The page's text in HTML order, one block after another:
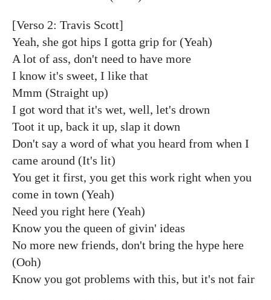
[Verso 2: Travis Scott]
Yeah, she got hips I gotta grip for (Yeah)
A lot of ass, don't need to have more
I know it's sweet, I like that
Mmm (Straight up)
I got word that it's wet, well, let's drown
Toot it up, back it up, slap it down
Don't say a word of what you heard from when I
came around (It's lit)
You get it first, you get this work right when you
come in town (Yeah)
Need you right here (Yeah)
Know you the queen of givin' ideas
No more new friends, don't bring the hype here
(Ooh)
Know you got problems with this, but it's not fair